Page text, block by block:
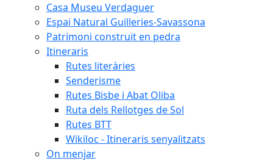
Casa Museu Verdaguer
Espai Natural Guilleries-Savassona
Patrimoni construït en pedra
Itineraris
Rutes literàries
Senderisme
Rutes Bisbe i Abat Oliba
Ruta dels Rellotges de Sol
Rutes BTT
Wikiloc - Itineraris senyalitzats
On menjar